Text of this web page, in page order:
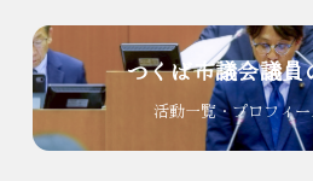
つくば市議会議員
活動一覧・プロフィ